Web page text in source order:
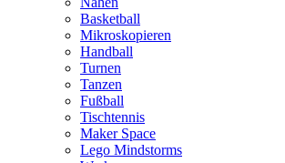
Basketball
Mikroskopieren
Handball
Turnen
Tanzen
Fußball
Tischtennis
Maker Space
Lego Mindstorms